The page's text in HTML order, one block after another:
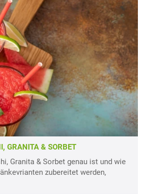
GRANITA & SORBET
Granita & Sorbet genau ist und wie
zubereitet werden,